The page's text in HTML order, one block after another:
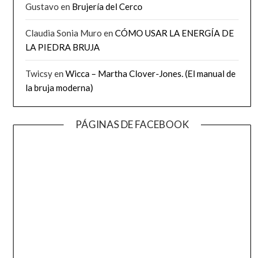
Gustavo en Brujería del Cerco
Claudia Sonia Muro enCÓMO USAR LA ENERGÍA DE
LA PIEDRA BRUJA
TwicsyenWicca – Martha Clover-Jones. (El manual de
la bruja moderna)
PÁGINAS DE FACEBOOK